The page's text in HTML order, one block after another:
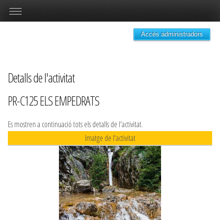
Accés administradors
Detalls de l'activitat
PR-C125 ELS EMPEDRATS
Es mostren a continuació tots els detalls de l'activitat.
Imatge de l'activitat